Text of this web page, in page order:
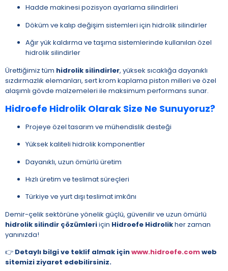
Hadde makinesi pozisyon ayarlama silindirleri
Döküm ve kalıp değişim sistemleri için hidrolik silindirler
Ağır yük kaldırma ve taşıma sistemlerinde kullanılan özel
hidrolik silindirler
Ürettiğimiz tüm hidrolik silindirler, yüksek sıcaklığa dayanıklı
sızdırmazlık elemanları, sert krom kaplama piston milleri ve özel
alaşımlı gövde malzemeleri ile maksimum performans sunar.
Hidroefe Hidrolik Olarak Size Ne Sunuyoruz?
Projeye özel tasarım ve mühendislik desteği
Yüksek kaliteli hidrolik komponentler
Dayanıklı, uzun ömürlü üretim
Hızlı üretim ve teslimat süreçleri
Türkiye ve yurt dışı teslimat imkânı
Demir-çelik sektörüne yönelik güçlü, güvenilir ve uzun ömürlü
hidrolik silindir çözümleriiçin Hidroefe Hidrolikher zaman
yanınızda!
👉 Detaylı bilgi ve teklif almak içinwww.hidroefe.comweb
sitemizi ziyaret edebilirsiniz.